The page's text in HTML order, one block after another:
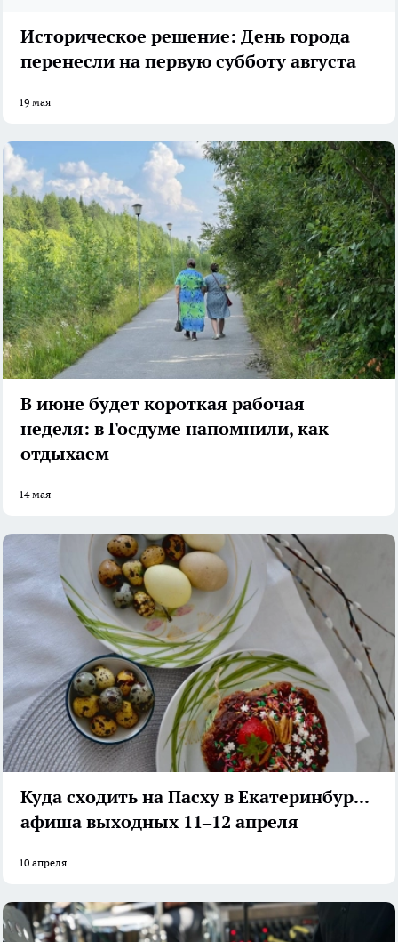
Историческое решение: День города
перенесли на первую субботу августа
19 мая
В июне будет короткая рабочая
неделя: в Госдуме напомнили, как
отдыхаем
14 мая
Куда сходить на Пасху в Екатеринбурге:
афиша выходных 11–12 апреля
10 апреля